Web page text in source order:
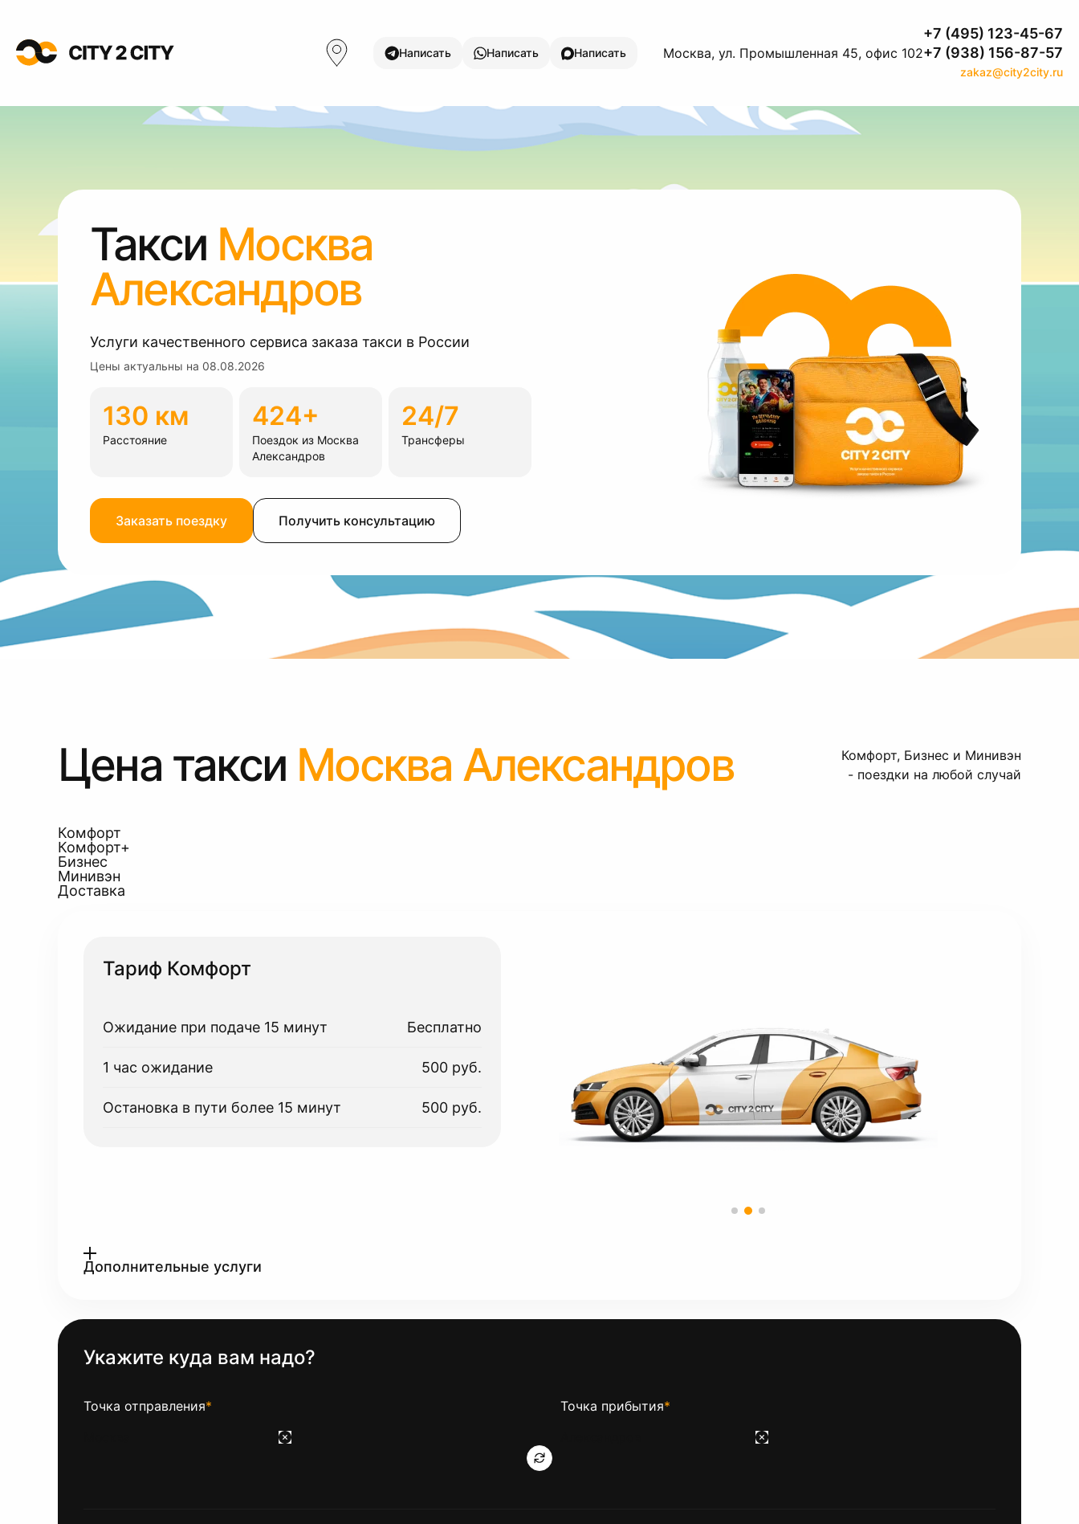
Написать Написать Написать Москва, ул. Промышленная 45, офис 102
+7 (495) 123-45-67
+7 (938) 156-87-57
zakaz@city2city.ru
Такси Москва
Александров
Услуги качественного сервиса заказа такси в России
Цены актуальны на 08.08.2026
130 км
Расстояние
424+
Поездок из Москва
Александров
24/7
Трансферы
Заказать поездку Получить консультацию
Цена такси Москва Александров
Комфорт, Бизнес и Минивэн
- поездки на любой случай
Комфорт
Комфорт+
Бизнес
Минивэн
Доставка
Тариф Комфорт
Ожидание при подаче 15 минут Бесплатно
1 час ожидание 500 руб.
Остановка в пути более 15 минут 500 руб.
Дополнительные услуги
Укажите куда вам надо?
Точка отправления* Точка прибытия*